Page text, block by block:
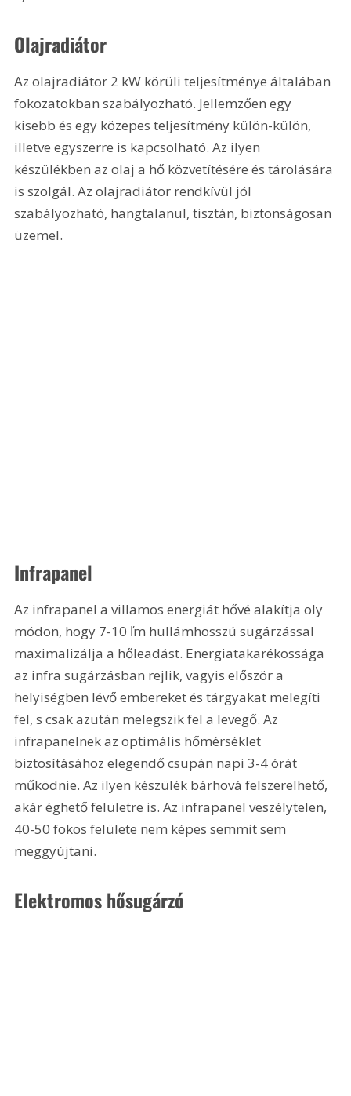
Olajradiátor
Az olajradiátor 2 kW körüli teljesítménye általában
fokozatokban szabályozható. Jellemzően egy
kisebb és egy közepes teljesítmény külön-külön,
illetve egyszerre is kapcsolható. Az ilyen
készülékben az olaj a hő közvetítésére és tárolására
is szolgál. Az olajradiátor rendkívül jól
szabályozható, hangtalanul, tisztán, biztonságosan
üzemel.
Infrapanel
Az infrapanel a villamos energiát hővé alakítja oly
módon, hogy 7-10 ľm hullámhosszú sugárzással
maximalizálja a hőleadást. Energiatakarékossága
az infra sugárzásban rejlik, vagyis először a
helyiségben lévő embereket és tárgyakat melegíti
fel, s csak azután melegszik fel a levegő. Az
infrapanelnek az optimális hőmérséklet
biztosításához elegendő csupán napi 3-4 órát
működnie. Az ilyen készülék bárhová felszerelhető,
akár éghető felületre is. Az infrapanel veszélytelen,
40-50 fokos felülete nem képes semmit sem
meggyújtani.
Elektromos hősugárzó